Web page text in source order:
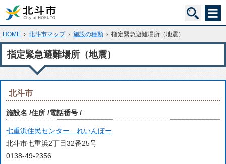
HOME › 北斗市マップ › 施設の種類 › 指定緊急避難場所（地震）
指定緊急避難場所（地震）
北斗市
施設名 住所 電話番号
七重浜住民センター れいんぼー
北斗市七重浜2丁目32番25号
0138-49-2356